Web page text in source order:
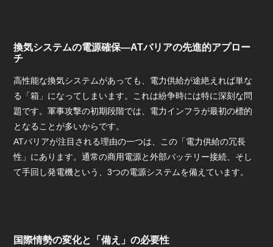
換気システムの電源確保—ATバリアの先進的アプロー
チ
高性能な換気システムがあっても、電力供給が途絶えれば単な
る「箱」になってしまいます。これは紛争時には特に深刻な問
題です。軍事攻撃の初期段階では、電力インフラが最初の標的
となることが多いからです。
ATバリアが注目される理由の一つは、この「電力供給の冗長
性」にあります。通常の商用電源と外部バッテリー接続、そし
て手回し発電機という、3つの電源システムを備えています。
国際情勢の変化と「備え」の必要性